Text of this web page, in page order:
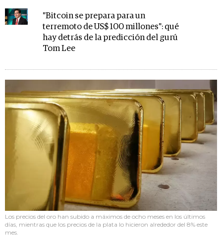
"Bitcoin se prepara para un
terremoto de US$ 100 millones": qué
hay detrás de la predicción del gurú
Tom Lee
Los precios del oro han subido a máximos de ocho meses en los últimos
días, mientras que los precios de la plata lo hicieron alrededor del 8% este
mes.